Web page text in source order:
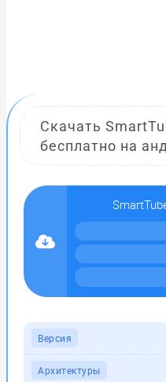
Скачать
бесплатно на
Версия
Архитектуры